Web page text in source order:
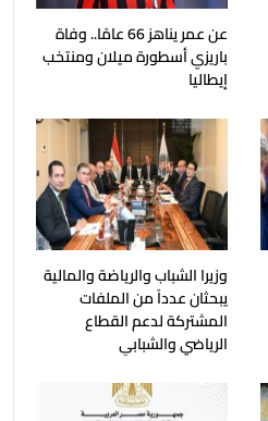
عن عمر يناهز 66 عامًا.. وفاة
باريزي أسطورة ميلان ومنتخب
إيطاليا
وزيرا الشباب والرياضة والمالية
يبحثان عدداً من الملفات
المشتركة لدعم القطاع
الرياضي والشبابي